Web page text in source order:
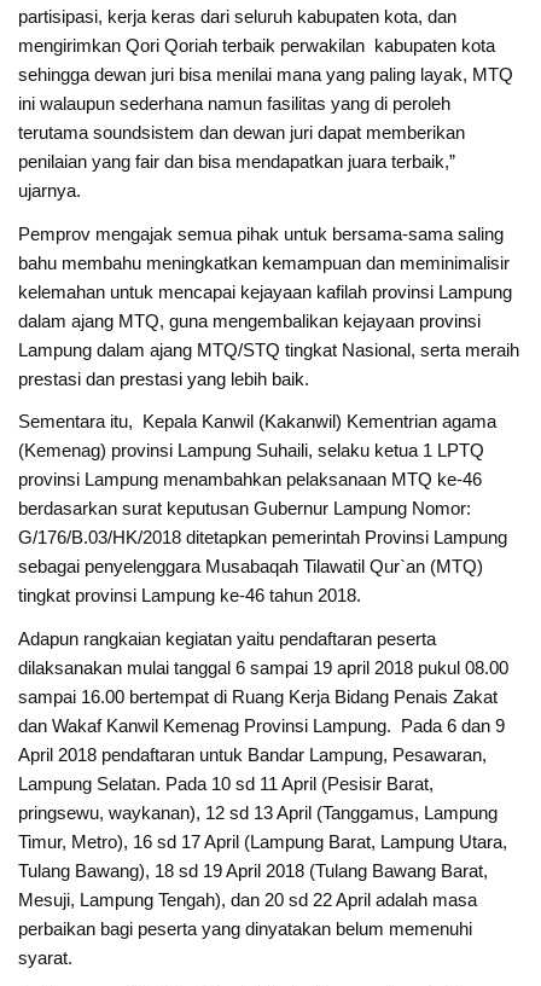
partisipasi, kerja keras dari seluruh kabupaten kota, dan
mengirimkan Qori Qoriah terbaik perwakilan kabupaten kota
sehingga dewan juri bisa menilai mana yang paling layak, MTQ
ini walaupun sederhana namun fasilitas yang di peroleh
terutama soundsistem dan dewan juri dapat memberikan
penilaian yang fair dan bisa mendapatkan juara terbaik,”
ujarnya.
Pemprov mengajak semua pihak untuk bersama-sama saling
bahu membahu meningkatkan kemampuan dan meminimalisir
kelemahan untuk mencapai kejayaan kafilah provinsi Lampung
dalam ajang MTQ, guna mengembalikan kejayaan provinsi
Lampung dalam ajang MTQ/STQ tingkat Nasional, serta meraih
prestasi dan prestasi yang lebih baik.
Sementara itu, Kepala Kanwil (Kakanwil) Kementrian agama
(Kemenag) provinsi Lampung Suhaili, selaku ketua 1 LPTQ
provinsi Lampung menambahkan pelaksanaan MTQ ke-46
berdasarkan surat keputusan Gubernur Lampung Nomor:
G/176/B.03/HK/2018 ditetapkan pemerintah Provinsi Lampung
sebagai penyelenggara Musabaqah Tilawatil Qur`an (MTQ)
tingkat provinsi Lampung ke-46 tahun 2018.
Adapun rangkaian kegiatan yaitu pendaftaran peserta
dilaksanakan mulai tanggal 6 sampai 19 april 2018 pukul 08.00
sampai 16.00 bertempat di Ruang Kerja Bidang Penais Zakat
dan Wakaf Kanwil Kemenag Provinsi Lampung. Pada 6 dan 9
April 2018 pendaftaran untuk Bandar Lampung, Pesawaran,
Lampung Selatan. Pada 10 sd 11 April (Pesisir Barat,
pringsewu, waykanan), 12 sd 13 April (Tanggamus, Lampung
Timur, Metro), 16 sd 17 April (Lampung Barat, Lampung Utara,
Tulang Bawang), 18 sd 19 April 2018 (Tulang Bawang Barat,
Mesuji, Lampung Tengah), dan 20 sd 22 April adalah masa
perbaikan bagi peserta yang dinyatakan belum memenuhi
syarat.